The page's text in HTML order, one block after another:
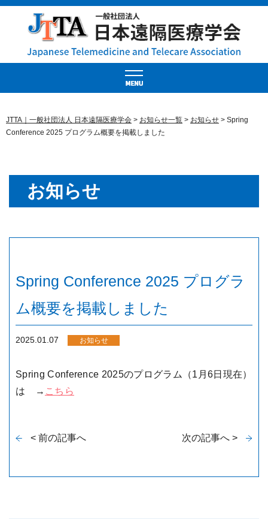
JTTA｜一般社団法人 日本遠隔医療学会 > お知らせ一覧 > お知らせ > Spring
Conference 2025 プログラム概要を掲載しました
お知らせ
Spring Conference 2025 プログラ
ム概要を掲載しました
2025.01.07 お知らせ
Spring Conference 2025のプログラム（1月6日現在）
は → こちら
< 前の記事へ 次の記事へ >